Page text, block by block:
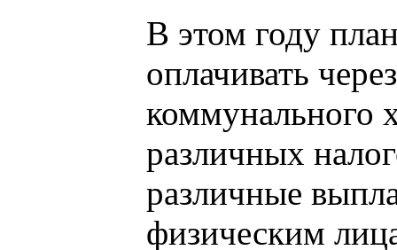
В этом году
оплачивать
коммунального
различных
различные
физическим